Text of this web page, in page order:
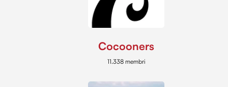
Cocooners
11.338 membri